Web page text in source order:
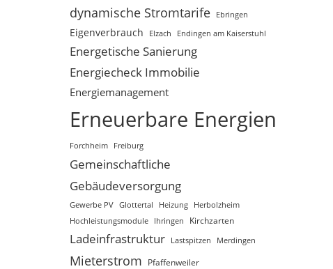
dynamische Stromtarife Ebringen
Eigenverbrauch Elzach Endingen am Kaiserstuhl
Energetische Sanierung
Energiecheck Immobilie
Energiemanagement
Erneuerbare Energien
Forchheim Freiburg
Gemeinschaftliche
Gebäudeversorgung
Gewerbe PV Glottertal Heizung Herbolzheim
Hochleistungsmodule Ihringen Kirchzarten
Ladeinfrastruktur Lastspitzen Merdingen
Mieterstrom Pfaffenweiler